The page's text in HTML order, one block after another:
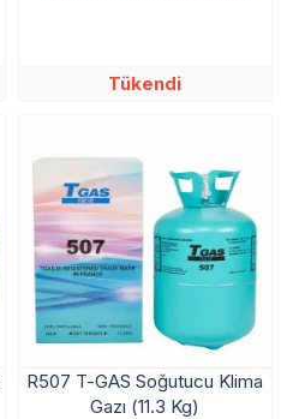
Tükendi
R507 T-GAS Soğutucu Klima
Gazı (11.3 Kg)